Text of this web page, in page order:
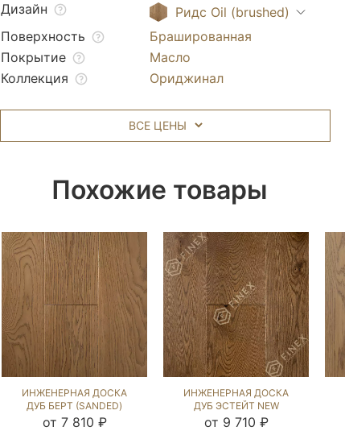
Дизайн
Ридс Oil (brushed)
Поверхность
Брашированная
Покрытие
Масло
Коллекция
Ориджинал
ВСЕ ЦЕНЫ
Похожие товары
ИНЖЕНЕРНАЯ ДОСКА
ДУБ БЕРТ (SANDED)
812573
от 7 810 ₽
ИНЖЕНЕРНАЯ ДОСКА
ДУБ ЭСТЕЙТ NEW
(SANDED) 143702
от 9 710 ₽